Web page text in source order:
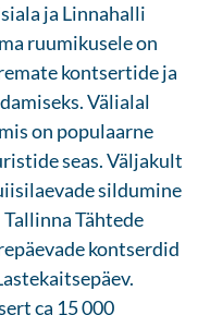
ja Linnahalli
ruumikusele on
kontsertide ja
Välialal
on populaarne
seas. Väljakult
sildumine
Tähtede
kontserdid
ca 15 000